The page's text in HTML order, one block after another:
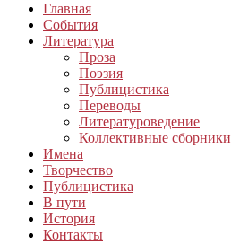
Главная
События
Литература
Проза
Поэзия
Публицистика
Переводы
Литературоведение
Коллективные сборники
Имена
Творчество
Публицистика
В пути
История
Контакты